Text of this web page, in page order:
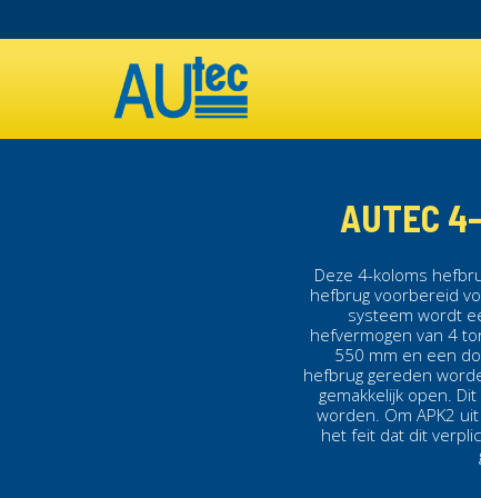
MAIN
NAVIGATION
AUTEC
Deze 4-koloms
hefbrug voorbereid
systeem wordt
hefvermogen van 4
550 mm en een
hefbrug gereden
gemakkelijk open.
worden. Om APK2
het feit dat dit